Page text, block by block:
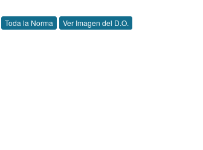
Toda la Norma Ver Imagen del D.O.